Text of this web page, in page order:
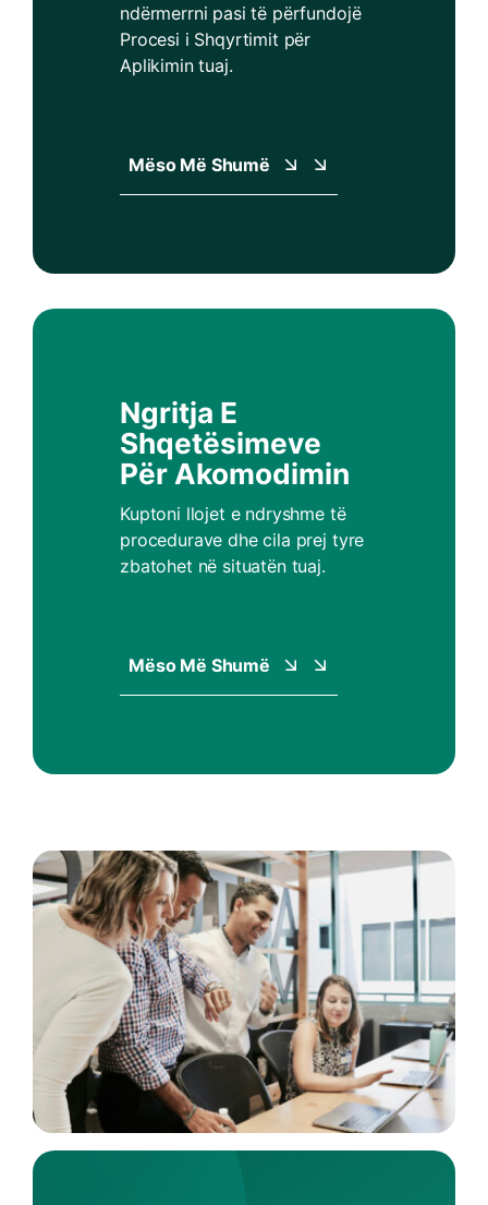
ndërmerrni pasi të përfundojë
Procesi i Shqyrtimit për
Aplikimin tuaj.
Mëso Më Shumë
Ngritja E
Shqetësimeve
Për Akomodimin
Kuptoni llojet e ndryshme të
procedurave dhe cila prej tyre
zbatohet në situatën tuaj.
Mëso Më Shumë